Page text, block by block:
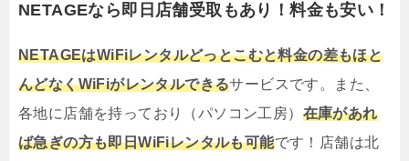
NETAGEなら即日店舗受取もあり！料金も安い！
NETAGEはWiFiレンタルどっとこむと料金の差もほと
んどなくWiFiがレンタルできるサービスです。また、
各地に店舗を持っており（パソコン工房） 在庫があれ
ば急ぎの方も即日WiFiレンタルも可能です！店舗は北